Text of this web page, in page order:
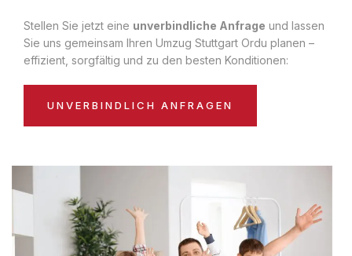
Stellen Sie jetzt eine unverbindliche Anfrage und lassen
Sie uns gemeinsam Ihren Umzug Stuttgart Ordu planen –
effizient, sorgfältig und zu den besten Konditionen:
UNVERBINDLICH ANFRAGEN